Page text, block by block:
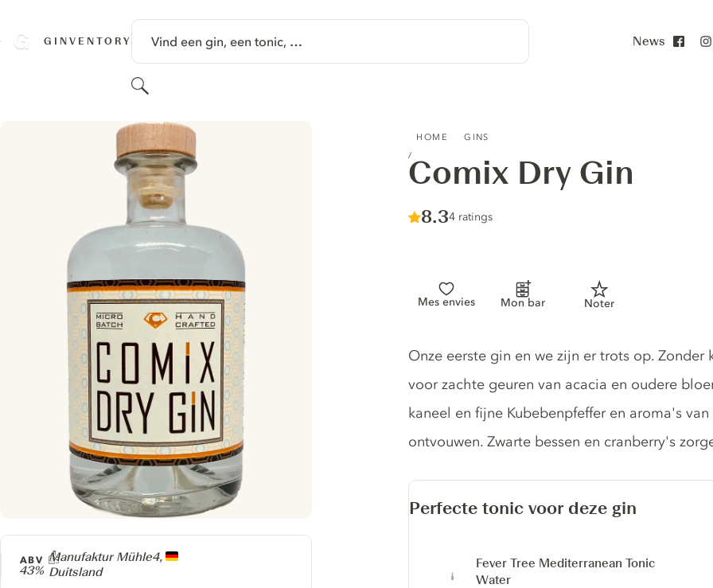
GINVENTORY Vind een gin, een tonic, …
Zoeken
News
HOME GINS
Comix Dry Gin
Score :
8.3/ 10
4 ratings
Mes envies Mon bar Noter
Producer
Manufaktur Mühle4,
Duitsland
ABV
43%
Gin description
Onze eerste gin en we zijn er trots op.
voor zachte geuren van acacia en oudere
kaneel en fijne Kubebenpfeffer en aroma's
ontvouwen. Zwarte bessen en cranberry's
Perfecte tonic voor deze gin
Fever Tree Mediterranean Tonic
Water